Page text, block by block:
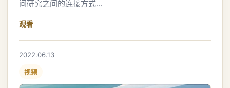
间研究之间的连接方式…
观看
2022.06.13
视频